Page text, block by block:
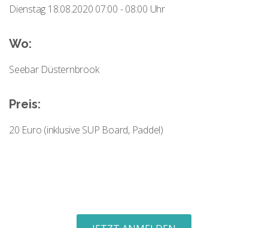
Dienstag 18.08.2020 07:00 - 08:00 Uhr
Wo:
Seebar Düsternbrook
Preis:
20 Euro (inklusive SUP Board, Paddel)